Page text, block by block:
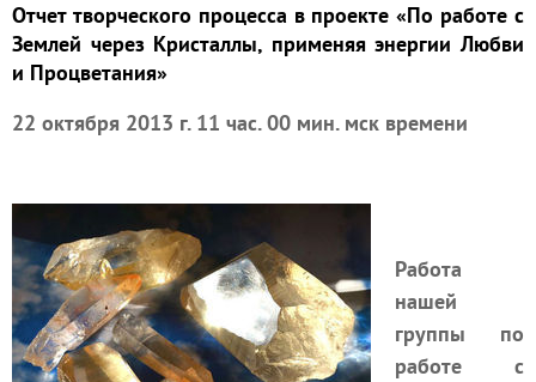
Отчет творческого процесса в проекте «По работе с
Землей через Кристаллы, применяя энергии Любви
и Процветания»
22 октября 2013 г. 11 час. 00 мин. мск времени
Работа
нашей
группы по
работе с